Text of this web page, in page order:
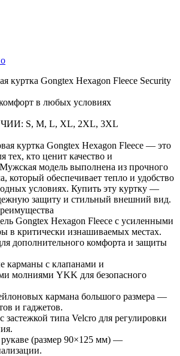
куртка Gongtex Hexagon Fleece Security
в любых условиях
S, M, L, XL, 2XL, 3XL
куртка Gongtex Hexagon Fleece — это
тех, кто ценит качество и
модель выполнена из прочного
который обеспечивает тепло и удобство
условиях. Купить эту куртку —
защиту и стильный внешний вид.
Gongtex Hexagon Fleece с усиленными
в критически изнашиваемых местах.
дополнительного комфорта и защиты
карманы с клапанами и
молниями YKK для безопасного
кармана большого размера —
и гаджетов.
типа Velcro для регулировки
(размер 90×125 мм) —